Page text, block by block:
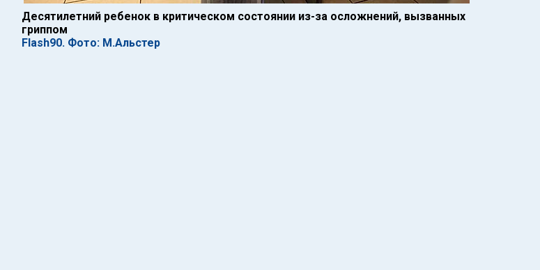
Десятилетний ребенок в критическом состоянии из-за осложнений, вызванных
гриппом
Flash90. Фото: М.Альстер